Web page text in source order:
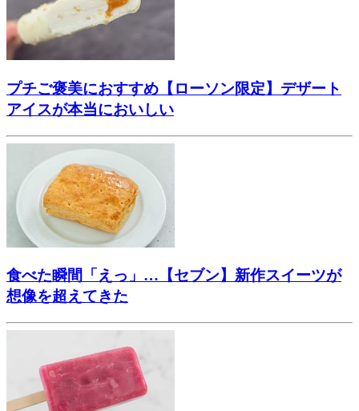
プチご褒美におすすめ【ローソン限定】デザート
アイスが本当においしい
食べた瞬間「えっ」…【セブン】新作スイーツが
想像を超えてきた